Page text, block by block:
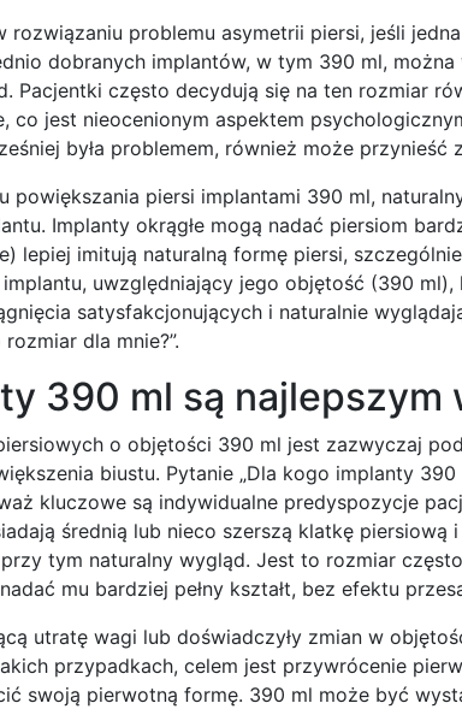
problemu asymetrii piersi, jeśli
dobranych implantów, w tym 390 ml,
Pacjentki często decydują się na ten rozmiar
co jest nieocenionym aspektem
była problemem, również może przynieść
powiększania piersi implantami 390 ml,
Implanty okrągłe mogą nadać piersiom
lepiej imitują naturalną formę piersi,
uwzględniający jego objętość (390
satysfakcjonujących i naturalnie
dla mnie?”.
390 ml są najlepszym
o objętości 390 ml jest zazwyczaj
biustu. Pytanie „Dla kogo implanty
kluczowe są indywidualne predyspozycje
średnią lub nieco szerszą klatkę piersiową
tym naturalny wygląd. Jest to rozmiar
mu bardziej pełny kształt, bez efektu
utratę wagi lub doświadczyły zmian w
przypadkach, celem jest przywrócenie
swoją pierwotną formę. 390 ml może być